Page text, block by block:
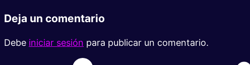
Deja un comentario
Debe iniciar sesión para publicar un comentario.